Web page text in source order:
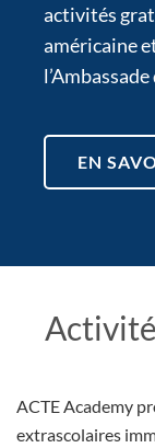
activités
américaine
EN
ACTE Academy
extrascolaires